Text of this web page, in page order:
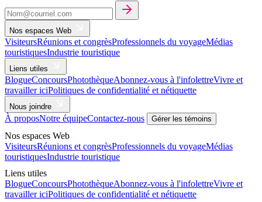
Nos espaces Web
VisiteursRéunions et congrèsProfessionnels du voyageMédias
touristiquesIndustrie touristique
Liens utiles
BlogueConcoursPhotothèqueAbonnez-vous à l'infolettreVivre et
travailler iciPolitiques de confidentialité et nétiquette
Nous joindre
À proposNotre équipeContactez-nous Gérer les témoins
Nos espaces Web
VisiteursRéunions et congrèsProfessionnels du voyageMédias
touristiquesIndustrie touristique
Liens utiles
BlogueConcoursPhotothèqueAbonnez-vous à l'infolettreVivre et
travailler iciPolitiques de confidentialité et nétiquette